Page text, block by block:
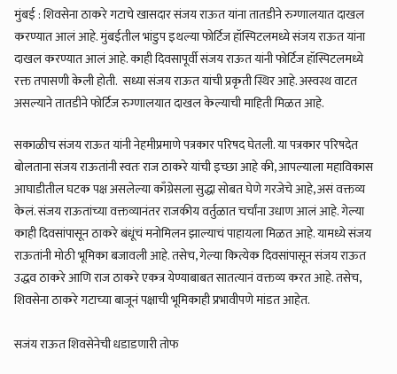
मुंबई : शिवसेना ठाकरे गटाचे खासदार संजय राऊत यांना तातडीने रुग्णालयात दाखल
करण्यात आलं आहे. मुंबईतील भांडुप इथल्या फोर्टिज हॉस्पिटलमध्ये संजय राऊत यांना
दाखल करण्यात आलं आहे. काही दिवसापूर्वी संजय राऊत यांनी फोर्टिज हॉस्पिटलमध्ये
रक्त तपासणी केली होती. सध्या संजय राऊत यांची प्रकृती स्थिर आहे. अस्वस्थ वाटत
असल्याने तातडीने फोर्टिज रुग्णालयात दाखल केल्याची माहिती मिळत आहे.
सकाळीच संजय राऊत यांनी नेहमीप्रमाणे पत्रकार परिषद घेतली. या पत्रकार परिषदेत
बोलताना संजय राऊतांनी स्वतः राज ठाकरे यांची इच्छा आहे की, आपल्याला महाविकास
आघाडीतील घटक पक्ष असलेल्या काँग्रेसला सुद्धा सोबत घेणे गरजेचे आहे, असं वक्तव्य
केलं. संजय राऊतांच्या वक्तव्यानंतर राजकीय वर्तुळात चर्चांना उधाण आलं आहे. गेल्या
काही दिवसांपासून ठाकरे बंधूंचं मनोमिलन झाल्याचं पाहायला मिळत आहे. यामध्ये संजय
राऊतांनी मोठी भूमिका बजावली आहे. तसेच, गेल्या कित्येक दिवसांपासून संजय राऊत
उद्धव ठाकरे आणि राज ठाकरे एकत्र येण्याबाबत सातत्यानं वक्तव्य करत आहे. तसेच,
शिवसेना ठाकरे गटाच्या बाजूनं पक्षाची भूमिकाही प्रभावीपणे मांडत आहेत.
सजंय राऊत शिवसेनेची धडाडणारी तोफ